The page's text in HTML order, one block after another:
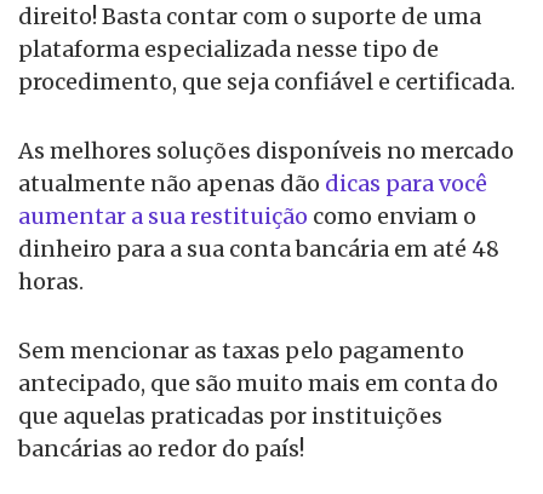
direito! Basta contar com o suporte de uma
plataforma especializada nesse tipo de
procedimento, que seja confiável e certificada.
As melhores soluções disponíveis no mercado
atualmente não apenas dão dicas para você
aumentar a sua restituição como enviam o
dinheiro para a sua conta bancária em até 48
horas.
Sem mencionar as taxas pelo pagamento
antecipado, que são muito mais em conta do
que aquelas praticadas por instituições
bancárias ao redor do país!